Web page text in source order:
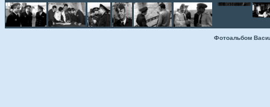
Фотоальбом